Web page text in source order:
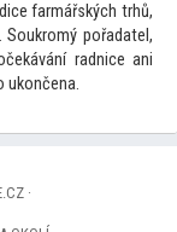
farmářských trhů,
pořadatel,
radnice ani
ukončena.
·